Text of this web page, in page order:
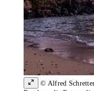
© Alfred